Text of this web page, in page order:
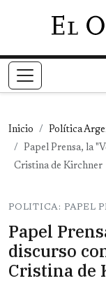
Inicio
Política
Papel Prensa, la
Cristina de Kirchner
POLITICA: PAPEL
Papel
discurso
Cristina de